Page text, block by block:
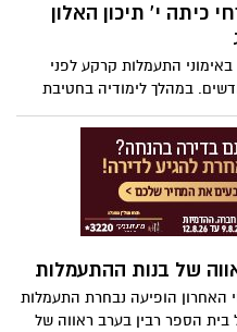
כיתה י' תיכון האלון
באימוני התעמלות קרקע לפני
במהלך לימודיה בחטיבת
למדה במגמת המחול של בית
של בנות ההתעמלות
האחרון הופיעה נבחרת התעמלות
הספר רבין בערב ראווה של